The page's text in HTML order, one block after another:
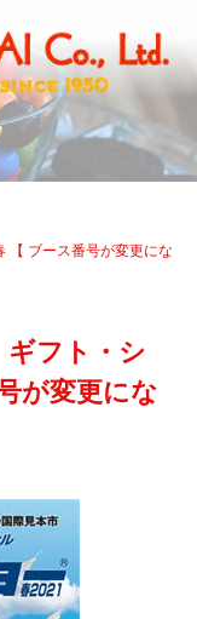
ブース番号が変更にな
フト・シ
が変更にな